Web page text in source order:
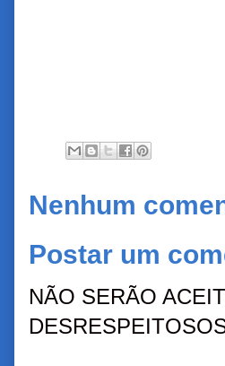
Nenhum
Postar um
NÃO SERÃO